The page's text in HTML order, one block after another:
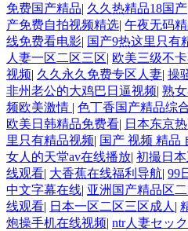
免费国产精品| 久久热精品18国产
产免费自拍视频精选| 午夜无码
线免费看电影| 国产9热这里只有
人妻一区二区三区| 欧美三级不
视频| 久久永久免费专区人妻| 操
非州老公的大鸡巴日逼视频| 熟
频欧美激情 | 色丁香国产精品综
欧美日韩精品免费看| 日本东京
里只有精品视频| 国产 视频 精品
女人的天堂av在线播放| 初撮日
线观看| 大香蕉在线福利导航| 99
中文字幕在线| 亚洲国产精品区
线观看| 日本一区二区三区成人 |
炮操手机在线视频| ntr人妻セッ